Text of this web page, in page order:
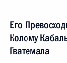
Его
Колому
Гватемала